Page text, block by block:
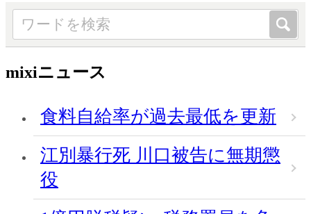
mixiニュース
食料自給率が過去最低を更新
江別暴行死 川口被告に無期懲
役